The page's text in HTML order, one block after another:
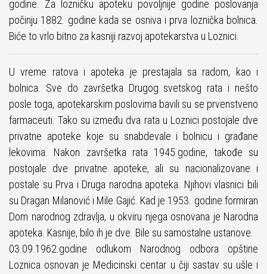
godine. Za lozničku apoteku povoljnije godine poslovanja
počinju 1882. godine kada se osniva i prva loznička bolnica.
Biće to vrlo bitno za kasniji razvoj apotekarstva u Loznici.
U vreme ratova i apoteka je prestajala sa radom, kao i
bolnica. Sve do završetka Drugog svetskog rata i nešto
posle toga, apotekarskim poslovima bavili su se prvenstveno
farmaceuti. Tako su između dva rata u Loznici postojale dve
privatne apoteke koje su snabdevale i bolnicu i građane
lekovima. Nakon završetka rata 1945.godine, takođe su
postojale dve privatne apoteke, ali su nacionalizovane i
postale su Prva i Druga narodna apoteka. Njihovi vlasnici bili
su Dragan Milanović i Mile Gajić. Kad je 1953. godine formiran
Dom narodnog zdravlja, u okviru njega osnovana je Narodna
apoteka. Kasnije, bilo ih je dve. Bile su samostalne ustanove.
03.09.1962.godine odlukom Narodnog odbora opštine
Loznica osnovan je Medicinski centar u čiji sastav su ušle i